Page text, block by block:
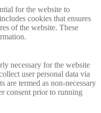
for the website to
cookies that ensures
of the website. These
necessary for the website
user personal data via
are termed as non-necessary
consent prior to running